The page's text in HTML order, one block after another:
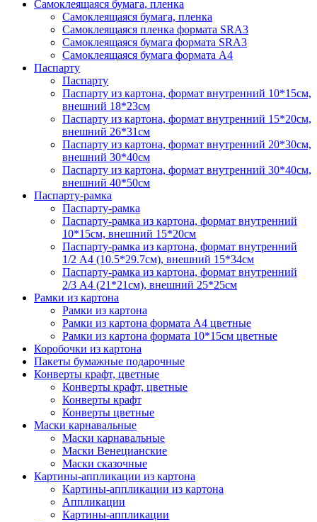
Самоклеящаяся бумага, пленка
Самоклеящаяся бумага, пленка
Самоклеящаяся пленка формата SRА3
Самоклеящаяся бумага формата SRА3
Самоклеящаяся бумага формата А4
Паспарту
Паспарту
Паспарту из картона, формат внутренний 10*15см,
внешний 18*23см
Паспарту из картона, формат внутренний 15*20см,
внешний 26*31см
Паспарту из картона, формат внутренний 20*30см,
внешний 30*40см
Паспарту из картона, формат внутренний 30*40см,
внешний 40*50см
Паспарту-рамка
Паспарту-рамка
Паспарту-рамка из картона, формат внутренний
10*15см, внешний 15*20см
Паспарту-рамка из картона, формат внутренний
1/2 А4 (10.5*29.7см), внешний 15*34см
Паспарту-рамка из картона, формат внутренний
2/3 А4 (21*21см), внешний 25*25см
Рамки из картона
Рамки из картона
Рамки из картона формата А4 цветные
Рамки из картона формата 10*15см цветные
Коробочки из картона
Пакеты бумажные подарочные
Конверты крафт, цветные
Конверты крафт, цветные
Конверты крафт
Конверты цветные
Маски карнавальные
Маски карнавальные
Маски Венецианские
Маски сказочные
Картины-аппликации из картона
Картины-аппликации из картона
Аппликации
Картины-аппликации